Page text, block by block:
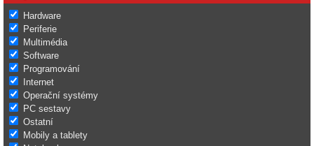
Hardware
Periferie
Multimédia
Software
Programování
Internet
Operační systémy
PC sestavy
Ostatní
Mobily a tablety